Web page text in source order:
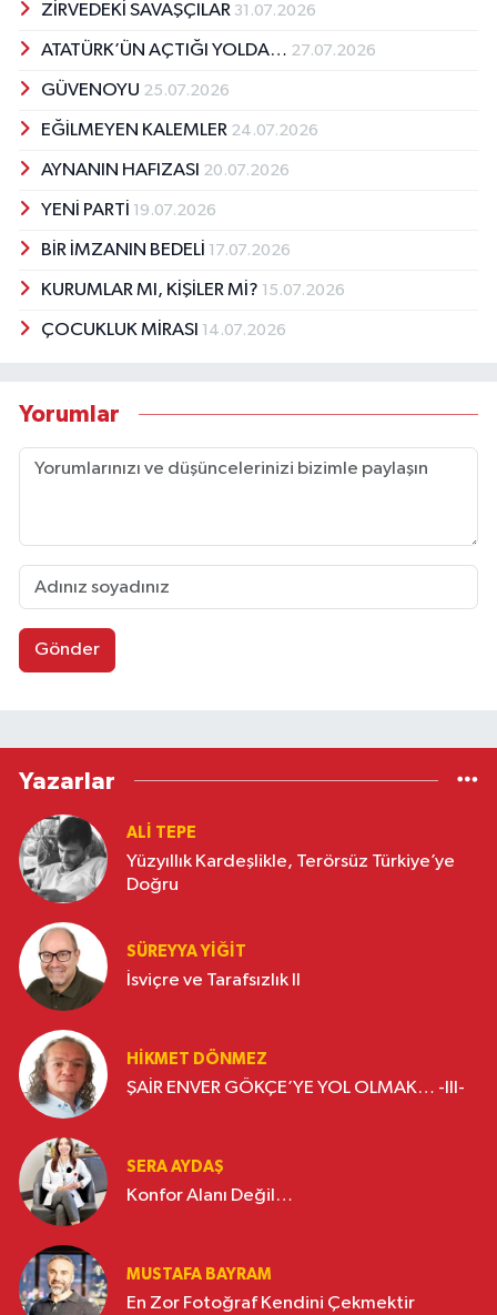
ZİRVEDEKİ SAVAŞÇILAR 31.07.2026
ATATÜRK’ÜN AÇTIĞI YOLDA… 27.07.2026
GÜVENOYU 25.07.2026
EĞİLMEYEN KALEMLER 24.07.2026
AYNANIN HAFIZASI 20.07.2026
YENİ PARTİ 19.07.2026
BİR İMZANIN BEDELİ 17.07.2026
KURUMLAR MI, KİŞİLER Mİ? 15.07.2026
ÇOCUKLUK MİRASI 14.07.2026
Yorumlar
Gönder
Yazarlar
ALI TEPE
Yüzyıllık Kardeşlikle, Terörsüz Türkiye’ye
Doğru
SÜREYYA YIĞIT
İsviçre ve Tarafsızlık II
HIKMET DÖNMEZ
ŞAİR ENVER GÖKÇE’YE YOL OLMAK… -III-
SERA AYDAŞ
Konfor Alanı Değil…
MUSTAFA BAYRAM
En Zor Fotoğraf Kendini Çekmektir